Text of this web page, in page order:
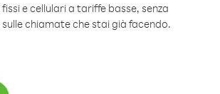
e cellulari a tariffe basse, senza
chiamate che stai già facendo.